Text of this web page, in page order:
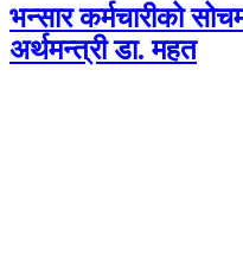
भन्सार कर्मचारीको
अर्थमन्त्री डा. महत